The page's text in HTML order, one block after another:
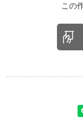
この